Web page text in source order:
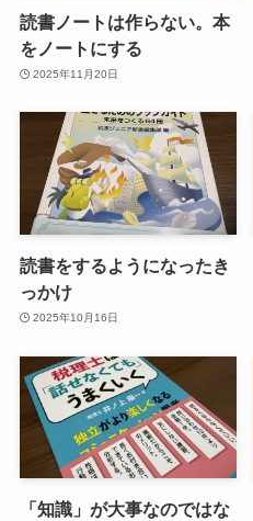
読書ノートは作らない。本
をノートにする
2025年11月20日
読書をするようになったき
っかけ
2025年10月16日
「知識」が大事なのではな